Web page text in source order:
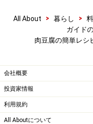
ごぼうとしいたけ
牛肉に火が通ったら
脂がなじむよう炒めま
All About > 暮らし >
ガイド
肉豆腐の簡単レシ
会社概要
投資家情報
利用規約
All Aboutについて